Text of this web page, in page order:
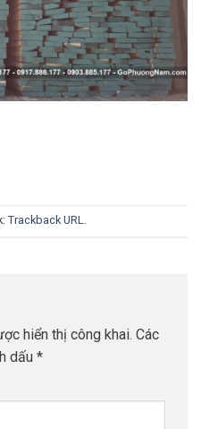
Trackback URL.
hiển thị công khai. Các
dấu *